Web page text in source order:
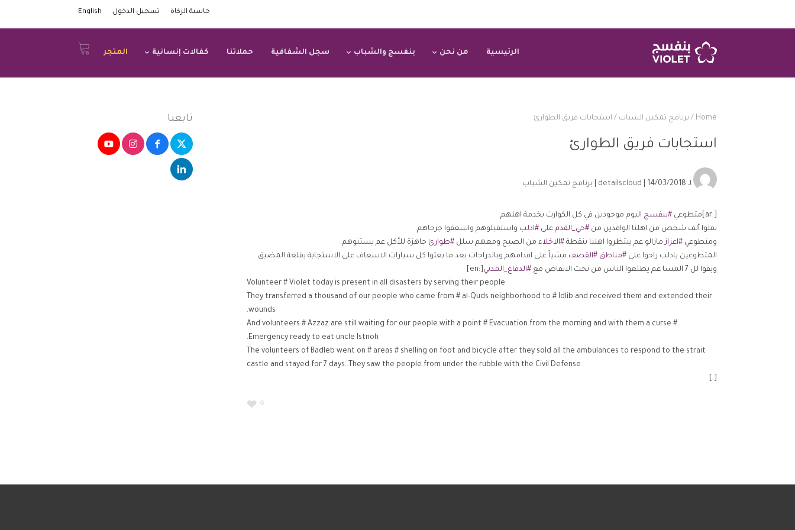
حاسبة الزكاة تسجيل الدخول English
الرئيسية من نحن بنفسج والشباب سجل الشفافية حملاتنا كفالات إنسانية المتجر
Home
/ برنامج تمكين الشباب / استجابات فريق الطوارئ
استجابات فريق الطوارئ
لـ detailscloud | 14/03/2018 | برنامج تمكين الشباب
[:ar]متطوعي #بنفسج اليوم موجودين في كل الكوارث بخدمة اهلهم
نقلوا ألف شخص من اهلنا الوافدين من #حي_القدم على #ادلب واستقبلوهم واسعفوا جرحاهم.
ومتطوعي #اعزازمازالو عم ينتظروا اهلنا بنقطة #الاخلاء من الصبح ومعهم سلل #طوارئ جاهزة للأكل عم يستنوهم.
المتطوعين بادلب راحوا على #مناطق #القصف مشياً على اقدامهم وبالدراجات بعد ما بعتوا كل سيارات الاسعاف على الاستجابة بقلعة المضيق
وبقوا لل 7 المسا عم يطلعوا الناس من تحت الانقاض مع
#الدفاع_المدني [:en]
Volunteer # Violet today is present in all disasters by serving their people
They transferred a thousand of our people who came from # al-Quds neighborhood to # Idlib and received them and extended their
wounds.
And volunteers # Azzaz are still waiting for our people with a point # Evacuation from the morning and with them a curse #
Emergency ready to eat uncle Istnoh.
The volunteers of Badleb went on # areas # shelling on foot and bicycle after they sold all the ambulances to respond to the strait
castle and stayed for 7 days. They saw the people from under the rubble with the Civil Defense
[:]
0
تابعنا